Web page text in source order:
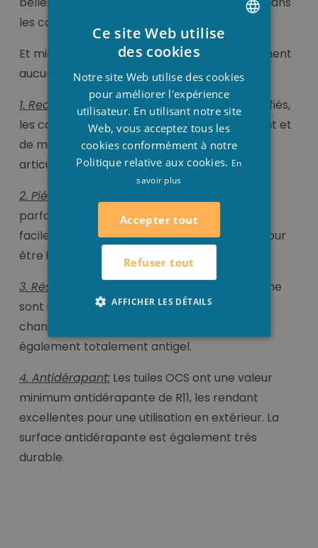
les conditions climatiques les plus extrêmes.
Et mieux encore, ils ne nécessitent pratiquement
aucun entretien.
1. Rectifié:
Grâce à leurs côtés et angles rectifiés,
les carreaux peuvent être installé rapidement et
de manière précise avec leurs petites
articulations.
2. Piédestal:
parfait, nos carreaux de porcelaine légers et
faciles à poser sont parfaitement adaptés pour
être installés sur des piédestaux.
3. Résistant au gel:
Nos carreaux de porcelaine
sont imperméables à l'humidité et aux
changements de température. Ils sont
également totalement antigel.
4. Antidérapant: Les tuiles OCS ont une valeur
minimum antidérapante de R11, les rendant
excellentes pour une utilisation en extérieur. La
surface antidérapante est également très
durable.
ENGLISH
Ce site Web utilise
des cookies
Notre site Web utilise des cookies
pour améliorer l'expérience
utilisateur. En utilisant notre site
Web, vous acceptez tous les
cookies conformément à notre
Politique relative aux cookies. En
savoir plus
Accepter tout
Refuser tout
AFFICHER LES DÉTAILS